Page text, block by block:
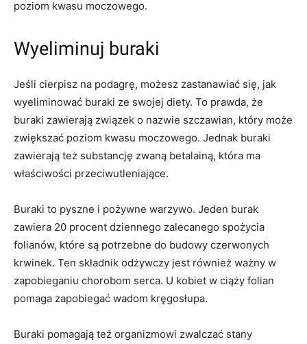
poziom kwasu moczowego.
Wyeliminuj buraki
Jeśli cierpisz na podagrę, możesz zastanawiać się, jak
wyeliminować buraki ze swojej diety. To prawda, że
buraki zawierają związek o nazwie szczawian, który może
zwiększać poziom kwasu moczowego. Jednak buraki
zawierają też substancję zwaną betalainą, która ma
właściwości przeciwutleniające.
Buraki to pyszne i pożywne warzywo. Jeden burak
zawiera 20 procent dziennego zalecanego spożycia
folianów, które są potrzebne do budowy czerwonych
krwinek. Ten składnik odżywczy jest również ważny w
zapobieganiu chorobom serca. U kobiet w ciąży folian
pomaga zapobiegać wadom kręgosłupa.
Buraki pomagają też organizmowi zwalczać stany